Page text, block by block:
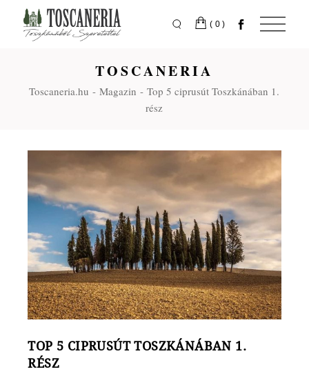
content
(0)
TOSCANERIA
Toscaneria.hu Magazin
Top 5 ciprusút Toszkánában 1.
rész
TOP 5 CIPRUSÚT TOSZKÁNÁBAN 1.
RÉSZ